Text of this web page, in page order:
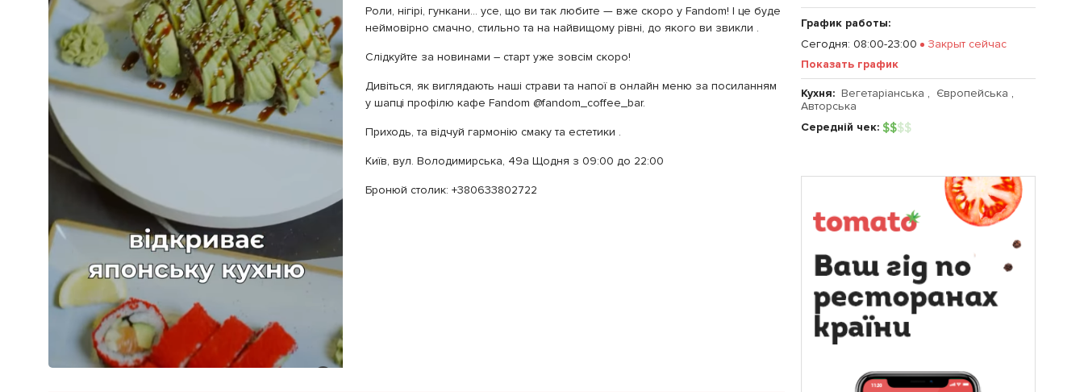
График работы:
Сегодня: 08:00-23:00
Закрыт сейчас
Показать график
Кухня: Вегетаріанська , Європейська ,
Авторська
Середній чек: $$$$
Роли, нігірі, гункани… усе, що ви так любите — вже скоро у Fandom! І це буде
неймовірно смачно, стильно та на найвищому рівні, до якого ви звикли .
Слідкуйте за новинами – старт уже зовсім скоро!
Дивіться, як виглядають наші страви та напої в онлайн меню за посиланням
у шапці профілю кафе Fandom @fandom_coffee_bar.
Приходь, та відчуй гармонію смаку та естетики .
Київ, вул. Володимирська, 49а Щодня з 09:00 до 22:00
Бронюй столик: +380633802722